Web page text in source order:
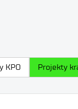
KPO Projekty